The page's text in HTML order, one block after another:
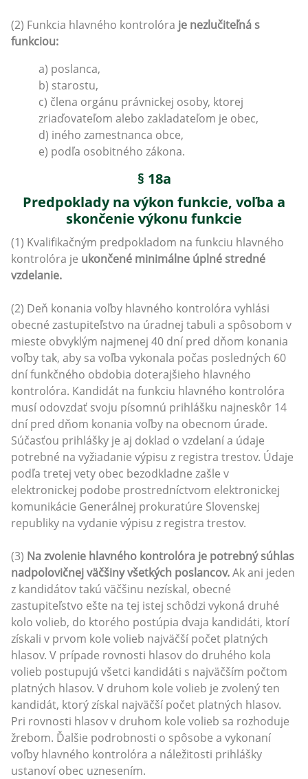
(2) Funkcia hlavného kontrolóra je nezlučiteľná s
funkciou:
a) poslanca,
b) starostu,
c) člena orgánu právnickej osoby, ktorej
zriaďovateľom alebo zakladateľom je obec,
d) iného zamestnanca obce,
e) podľa osobitného zákona.
§ 18a
Predpoklady na výkon funkcie, voľba a
skončenie výkonu funkcie
(1) Kvalifikačným predpokladom na funkciu hlavného
kontrolóra je ukončené minimálne úplné stredné
vzdelanie.
(2) Deň konania voľby hlavného kontrolóra vyhlási
obecné zastupiteľstvo na úradnej tabuli a spôsobom v
mieste obvyklým najmenej 40 dní pred dňom konania
voľby tak, aby sa voľba vykonala počas posledných 60
dní funkčného obdobia doterajšieho hlavného
kontrolóra. Kandidát na funkciu hlavného kontrolóra
musí odovzdať svoju písomnú prihlášku najneskôr 14
dní pred dňom konania voľby na obecnom úrade.
Súčasťou prihlášky je aj doklad o vzdelaní a údaje
potrebné na vyžiadanie výpisu z registra trestov. Údaje
podľa tretej vety obec bezodkladne zašle v
elektronickej podobe prostredníctvom elektronickej
komunikácie Generálnej prokuratúre Slovenskej
republiky na vydanie výpisu z registra trestov.
(3) Na zvolenie hlavného kontrolóra je potrebný súhlas
nadpolovičnej väčšiny všetkých poslancov.Ak ani jeden
z kandidátov takú väčšinu nezískal, obecné
zastupiteľstvo ešte na tej istej schôdzi vykoná druhé
kolo volieb, do ktorého postúpia dvaja kandidáti, ktorí
získali v prvom kole volieb najväčší počet platných
hlasov. V prípade rovnosti hlasov do druhého kola
volieb postupujú všetci kandidáti s najväčším počtom
platných hlasov. V druhom kole volieb je zvolený ten
kandidát, ktorý získal najväčší počet platných hlasov.
Pri rovnosti hlasov v druhom kole volieb sa rozhoduje
žrebom. Ďalšie podrobnosti o spôsobe a vykonaní
voľby hlavného kontrolóra a náležitosti prihlášky
ustanoví obec uznesením.